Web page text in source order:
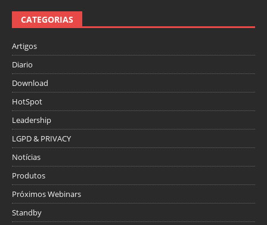
CATEGORIAS
Artigos
Diario
Download
HotSpot
Leadership
LGPD & PRIVACY
Notícias
Produtos
Próximos Webinars
Standby